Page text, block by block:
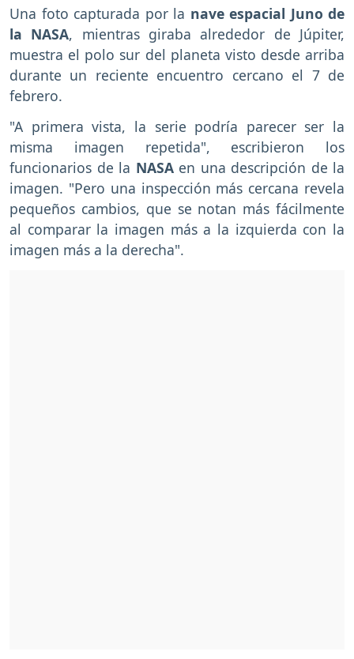
Una foto capturada por la nave espacial Juno de
la NASA, mientras giraba alrededor de Júpiter,
muestra el polo sur del planeta visto desde arriba
durante un reciente encuentro cercano el 7 de
febrero.
"A primera vista, la serie podría parecer ser la
misma imagen repetida", escribieron los
funcionarios de la NASAen una descripción de la
imagen. "Pero una inspección más cercana revela
pequeños cambios, que se notan más fácilmente
al comparar la imagen más a la izquierda con la
imagen más a la derecha".